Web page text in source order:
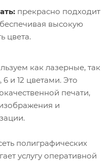
прекрасно подходит
высокую
цвета.
как лазерные, так
и 12 цветами. Это
печати,
и
полиграфических
услугу оперативной